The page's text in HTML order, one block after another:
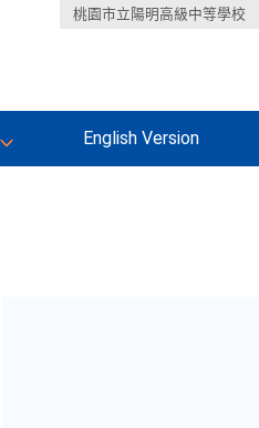
桃園市立陽明高級中等學校
English Version